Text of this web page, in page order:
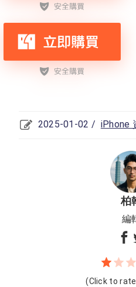
2025-01-02 / iPhone
柏
編
(Click to